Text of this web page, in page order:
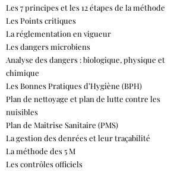
Les 7 principes et les 12 étapes de la méthode
Les Points critiques
La réglementation en vigueur
Les dangers microbiens
Analyse des dangers : biologique, physique et
chimique
Les Bonnes Pratiques d’Hygiène (BPH)
Plan de nettoyage et plan de lutte contre les
nuisibles
Plan de Maitrise Sanitaire (PMS)
La gestion des denrées et leur traçabilité
La méthode des 5 M
Les contrôles officiels